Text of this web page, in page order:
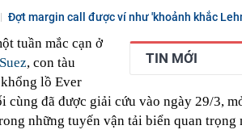
Đợt margin call được ví như 'khoảnh khắc
TIN MỚI
tuần mắc cạn ở
, con tàu
lồ Ever
cùng đã được giải cứu vào ngày 29/3,
những tuyến vận tải biển quan trọng